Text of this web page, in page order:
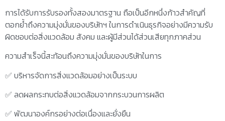
การได้รับการรับรองทั้งสองมาตรฐาน ถือเป็นอีกหนึ่งก้าวสำคัญที่
ตอกย้ำถึงความมุ่งมั่นของบริษัทฯ ในการดำเนินธุรกิจอย่างมีความรับ
ผิดชอบต่อสิ่งแวดล้อม สังคม และผู้มีส่วนได้ส่วนเสียทุกภาคส่วน
ความสำเร็จนี้สะท้อนถึงความมุ่งมั่นของบริษัทในการ
✅ บริหารจัดการสิ่งแวดล้อมอย่างเป็นระบบ
✅ ลดผลกระทบต่อสิ่งแวดล้อมจากกระบวนการผลิต
✅ พัฒนาองค์กรอย่างต่อเนื่องและยั่งยืน